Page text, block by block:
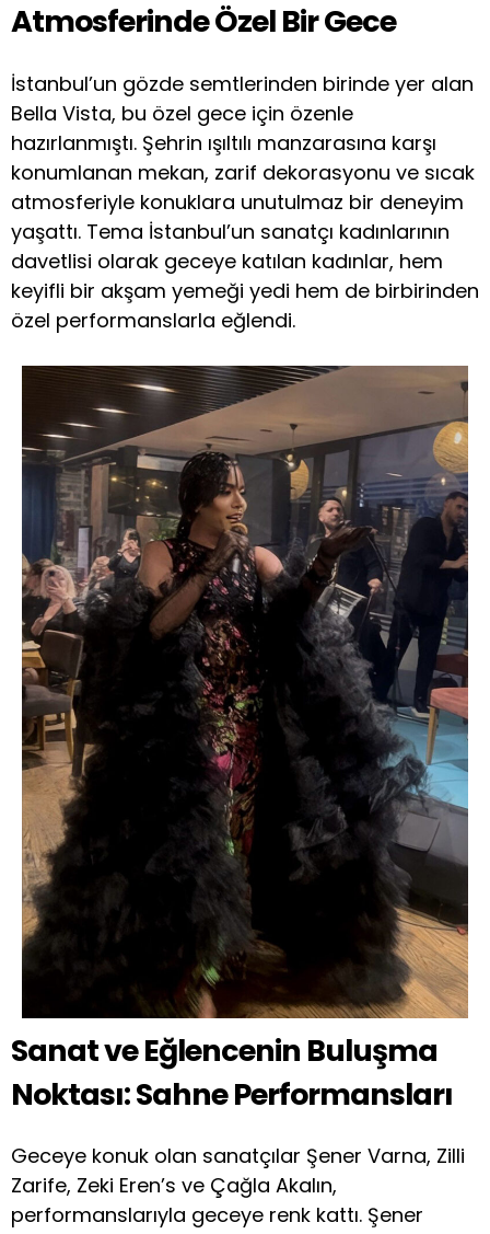
Atmosferinde Özel Bir Gece
İstanbul’un gözde semtlerinden birinde yer alan
Bella Vista, bu özel gece için özenle
hazırlanmıştı. Şehrin ışıltılı manzarasına karşı
konumlanan mekan, zarif dekorasyonu ve sıcak
atmosferiyle konuklara unutulmaz bir deneyim
yaşattı. Tema İstanbul’un sanatçı kadınlarının
davetlisi olarak geceye katılan kadınlar, hem
keyifli bir akşam yemeği yedi hem de birbirinden
özel performanslarla eğlendi.
Sanat ve Eğlencenin Buluşma
Noktası: Sahne Performansları
Geceye konuk olan sanatçılar Şener Varna, Zilli
Zarife, Zeki Eren’s ve Çağla Akalın,
performanslarıyla geceye renk kattı. Şener